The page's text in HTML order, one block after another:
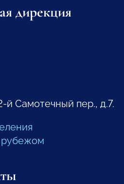
дирекция
й Самотечный пер., д.7.
рубежом